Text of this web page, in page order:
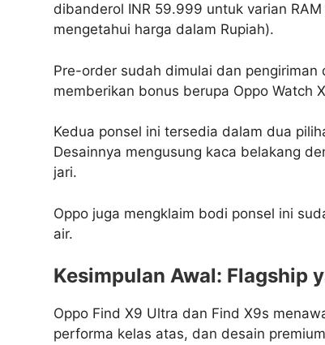
dibanderol INR 59.999 untuk varian
mengetahui harga dalam Rupiah).
Pre-order sudah dimulai dan
memberikan bonus berupa Oppo Watch
Kedua ponsel ini tersedia dalam dua
Desainnya mengusung kaca belakang
jari.
Oppo juga mengklaim bodi ponsel ini
air.
Kesimpulan Awal: Flagship
Oppo Find X9 Ultra dan Find X9s
performa kelas atas, dan desain